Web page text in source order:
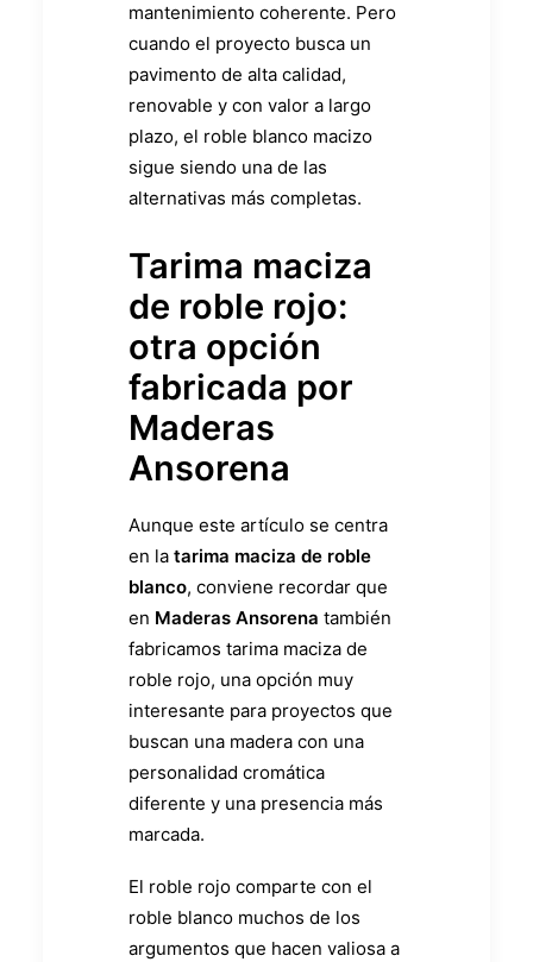
mantenimiento coherente. Pero
cuando el proyecto busca un
pavimento de alta calidad,
renovable y con valor a largo
plazo, el roble blanco macizo
sigue siendo una de las
alternativas más completas.
Tarima maciza
de roble rojo:
otra opción
fabricada por
Maderas
Ansorena
Aunque este artículo se centra
en la tarima maciza de roble
blanco, conviene recordar que
en Maderas Ansorena también
fabricamos tarima maciza de
roble rojo, una opción muy
interesante para proyectos que
buscan una madera con una
personalidad cromática
diferente y una presencia más
marcada.
El roble rojo comparte con el
roble blanco muchos de los
argumentos que hacen valiosa a